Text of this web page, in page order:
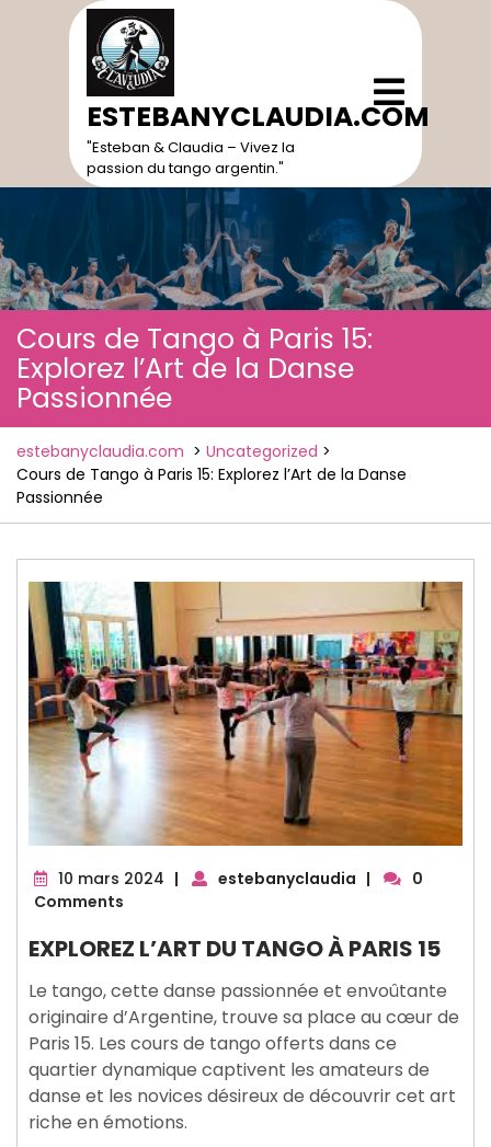
ESTEBANYCLAUDIA.COM
"Esteban & Claudia – Vivez la
passion du tango argentin."
Open
Menu
Cours de Tango à Paris 15:
Explorez l’Art de la Danse
Passionnée
estebanyclaudia.com > Uncategorized >
Cours de Tango à Paris 15: Explorez l’Art de la Danse
Passionnée
10 mars 2024 10| estebanyclaudia |
0
Comments
EXPLOREZ L’ART DU TANGO À PARIS 15
Le tango, cette danse passionnée et envoûtante
originaire d’Argentine, trouve sa place au cœur de
Paris 15. Les cours de tango offerts dans ce
quartier dynamique captivent les amateurs de
danse et les novices désireux de découvrir cet art
riche en émotions.